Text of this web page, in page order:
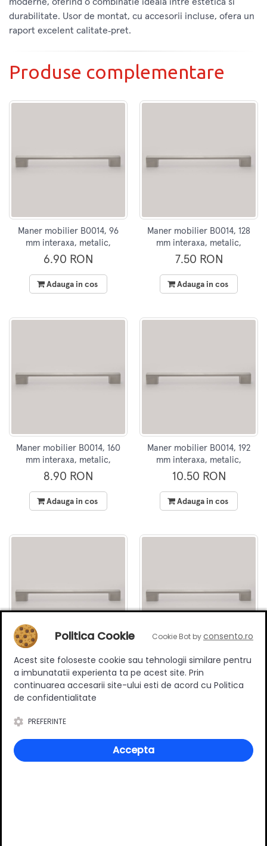
durabilitate. Usor de montat, cu accesorii incluse, ofera un
raport excelent calitate‑pret.
Produse complementare
Maner mobilier B0014, 96
mm interaxa, metalic,
finisaj inox
6.90 RON
Adauga in cos
Maner mobilier B0014, 128
mm interaxa, metalic,
finisaj inox
7.50 RON
Adauga in cos
Maner mobilier B0014, 160
mm interaxa, metalic,
finisaj inox
8.90 RON
Adauga in cos
Maner mobilier B0014, 192
mm interaxa, metalic,
finisaj inox
10.50 RON
Adauga in cos
Maner mobilier B0014, 224
mm interaxa, metalic,
finisaj inox
11.90 RON
Adauga in cos
Maner mobilier B0014, 256
mm interaxa, metalic,
finisaj inox
Politica Cookie Cookie Bot byconsento.ro
Acest site foloseste cookie sau tehnologii similare pentru
a imbunatatii experienta ta pe acest site. Prin
continuarea accesarii site-ului esti de acord cu Politica
de confidentialitate
PREFERINTE
Accepta